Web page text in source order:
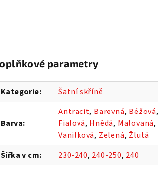
parametry
Kategorie: Šatní skříně
Barva:
Antracit, Barevná, Béžová,
Fialová, Hnědá, Malovaná,
Vanilková, Zelená, Žlutá
Šířka v cm: 230-240, 240-250, 240